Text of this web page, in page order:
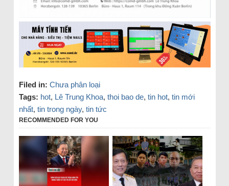
Filed in: Chưa phân loại
Tags: hot, Lê Trung Khoa, thoi bao de, tin hot, tin mới
nhất, tin trong ngày, tin tức
RECOMMENDED FOR YOU